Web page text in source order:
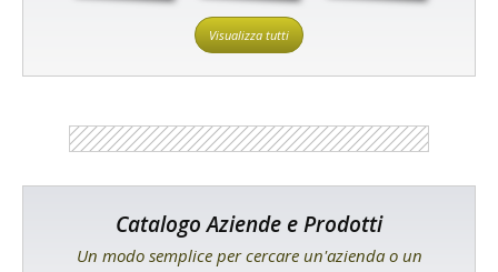
Visualizza tutti
Catalogo Aziende e Prodotti
Un modo semplice per cercare un'azienda o un